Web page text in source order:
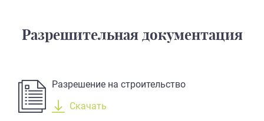
Разрешительная документация
Разрешение на строительство
Скачать